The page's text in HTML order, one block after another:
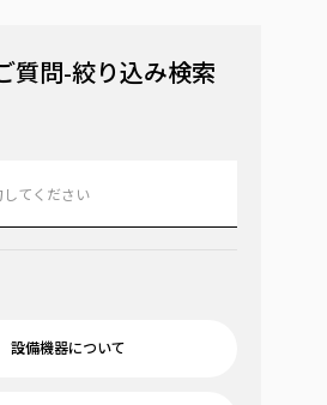
質問-絞り込み検索
設備機器について